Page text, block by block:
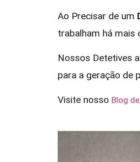
Ao Precisar de um
trabalham há mais
Nossos Detetives
para a geração de
Visite nosso Blog